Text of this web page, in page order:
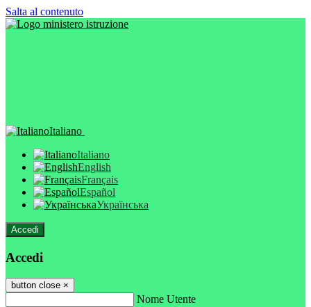
Salta al contenuto
Italiano
Italiano
English
Français
Español
Українська
Accedi
Accedi
button close ×
Nome Utente